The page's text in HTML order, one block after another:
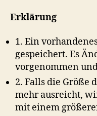
Erklärung
1. Ein
gespeichert. Es
vorgenommen
2. Falls die Größe
mehr ausreicht,
mit einem